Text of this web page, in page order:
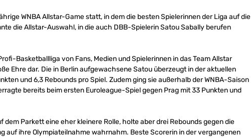
WNBA Allstar-Game statt, in dem die besten Spielerinnen der Liga auf die
die Allstar-Auswahl, in die auch DBB-Spielerin Satou Sabally berufen
Basketballliga von Fans, Medien und Spielerinnen in das Team Allstar
Ehre dar. Die in Berlin aufgewachsene Satou überzeugt in der aktuellen
und 6,3 Rebounds pro Spiel. Zudem ging sie außerhalb der WNBA-Saison
bereits beim ersten Euroleague-Spiel gegen Prag mit 33 Punkten und
Parkett eine eher kleinere Rolle, holte aber drei Rebounds gegen die
auf ihre Olympiateilnahme wahrnahm. Beste Scorerin in der vergangenen